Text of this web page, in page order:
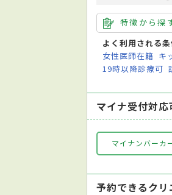
特徴から探
よく利用される
女性医師在籍 キ
19時以降診療可
マイナ受付対
マイナンバーカ
予約できるク